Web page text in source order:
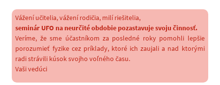
Vážení učitelia, vážení rodičia, milí riešitelia,
seminár UFO na neurčité obdobie pozastavuje svoju činnosť.
Veríme, že sme účastníkom za posledné roky pomohli lepšie
porozumieť fyzike cez príklady, ktoré ich zaujali a nad ktorými
radi strávili kúsok svojho voľného času.
Vaši vedúci